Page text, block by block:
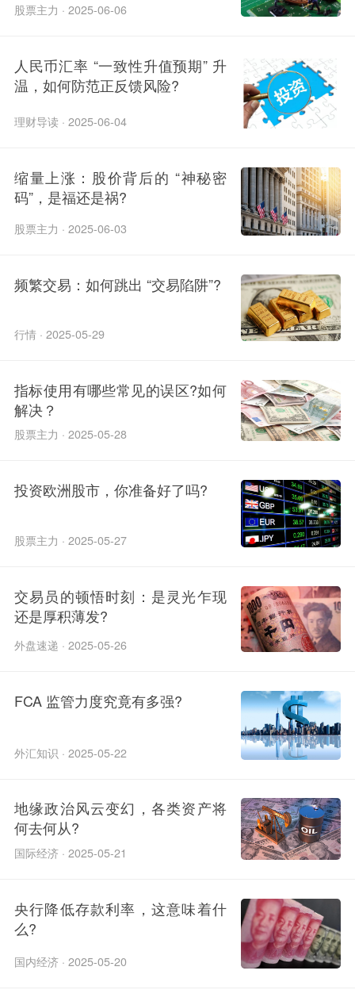
股票主力 · 2025-06-06
人民币汇率 “一致性升值预期” 升
温，如何防范正反馈风险?
理财导读 · 2025-06-04
缩量上涨：股价背后的 “神秘密
码”，是福还是祸?
股票主力 · 2025-06-03
频繁交易：如何跳出 “交易陷阱”?
行情 · 2025-05-29
指标使用有哪些常见的误区?如何
解决？
股票主力 · 2025-05-28
投资欧洲股市，你准备好了吗?
股票主力 · 2025-05-27
交易员的顿悟时刻：是灵光乍现
还是厚积薄发?
外盘速递 · 2025-05-26
FCA 监管力度究竟有多强?​
外汇知识 · 2025-05-22
地缘政治风云变幻，各类资产将
何去何从?
国际经济 · 2025-05-21
央行降低存款利率，这意味着什
么?
国内经济 · 2025-05-20